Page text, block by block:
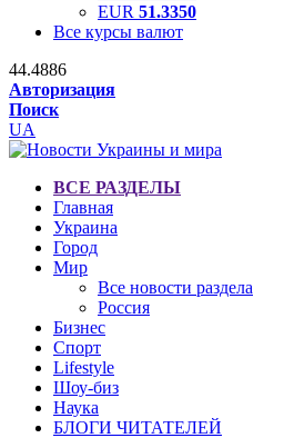
EUR 51.3350
Все курсы валют
44.4886
Авторизация
Поиск
UA
ВСЕ РАЗДЕЛЫ
Главная
Украина
Город
Мир
Все новости раздела
Россия
Бизнес
Спорт
Lifestyle
Шоу-биз
Наука
БЛОГИ ЧИТАТЕЛЕЙ